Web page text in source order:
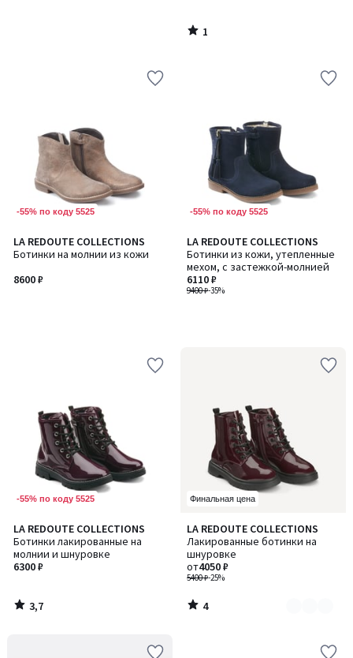
1
/
-55% по коду 5525
LA REDOUTE COLLECTIONS
Ботинки на молнии из кожи
8600 ₽
-55% по коду 5525
LA REDOUTE COLLECTIONS
Ботинки из кожи, утепленные
мехом, с застежкой-молнией
9400 ₽-35%
6110 ₽
-55% по коду 5525
LA REDOUTE COLLECTIONS
Ботинки лакированные на
молнии и шнуровке
6300 ₽
3,7
/ 5
3,7
/
Финальная цена
LA REDOUTE COLLECTIONS
Лакированные ботинки на
шнуровке
5400 ₽-25%
от4050 ₽
4
/
5
Количество
цветов:
3
4
/